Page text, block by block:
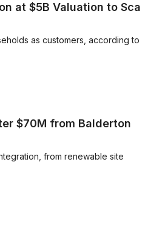
at $5B Valuation to Scale
as customers, according to
$70M from Balderton
from renewable site